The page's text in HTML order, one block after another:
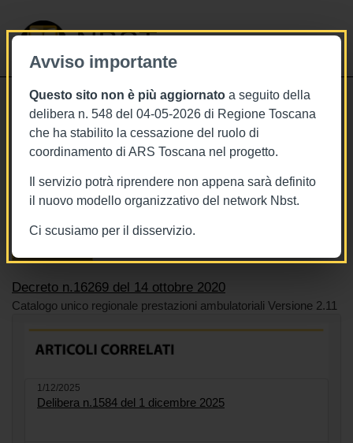
Avviso importante
Questo sito non è più aggiornato a seguito della
delibera n. 548 del 04-05-2026 di Regione Toscana
che ha stabilito la cessazione del ruolo di
coordinamento di ARS Toscana nel progetto.
Il servizio potrà riprendere non appena sarà definito
il nuovo modello organizzativo del network Nbst.
Ci scusiamo per il disservizio.
NBST
14/10/2020
Decreto n.16269 del 14 ottobre 2020
Tags Toscana
BURT Bollettino della regione toscana
Sistema sanitario
Decreto n.16269 del 14 ottobre 2020
Catalogo unico regionale prestazioni ambulatoriali Versione 2.11
1/12/2025
Delibera n.1584 del 1 dicembre 2025